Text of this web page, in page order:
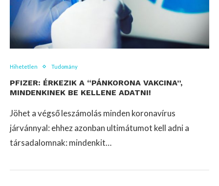
Hihetetlen Tudomány
PFIZER: ÉRKEZIK A “PÁNKORONA VAKCINA”,
MINDENKINEK BE KELLENE ADATNI!
Jöhet a végső leszámolás minden koronavírus
járvánnyal: ehhez azonban ultimátumot kell adni a
társadalomnak: mindenkit…